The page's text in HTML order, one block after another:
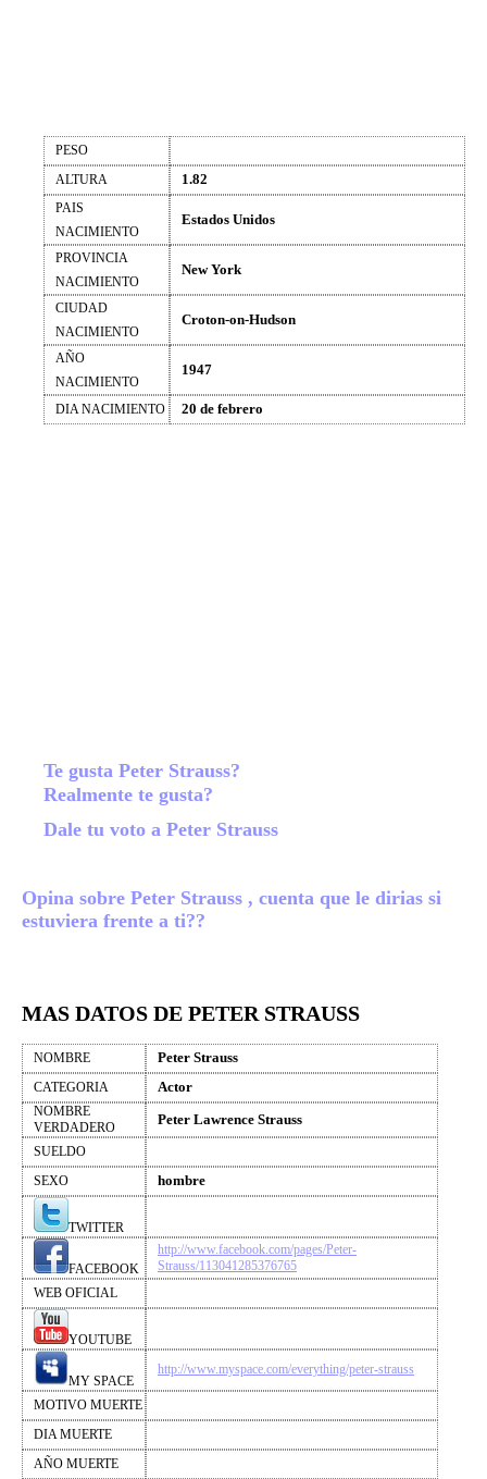
PESO
ALTURA
1.82
PAIS
NACIMIENTO
Estados Unidos
PROVINCIA
NACIMIENTO
New York
CIUDAD
NACIMIENTO
Croton-on-Hudson
AÑO
NACIMIENTO
1947
DIA NACIMIENTO 20 de febrero
Te gusta Peter Strauss?
Realmente te gusta?
Dale tu voto a Peter Strauss
Opina sobre Peter Strauss , cuenta que le dirias si
estuviera frente a ti??
MAS DATOS DE PETER STRAUSS
NOMBRE Peter Strauss
CATEGORIA Actor
NOMBRE
VERDADERO
Peter Lawrence Strauss
SUELDO
SEXO
hombre
TWITTER
FACEBOOK
http://www.facebook.com/pages/Peter-
Strauss/113041285376765
WEB OFICIAL
YOUTUBE
MY SPACE
http://www.myspace.com/everything/peter-strauss
MOTIVO MUERTE
DIA MUERTE
AÑO MUERTE